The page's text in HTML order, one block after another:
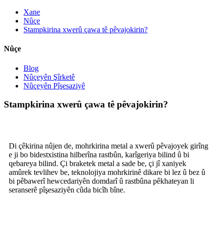
Xane
Nûçe
Stampkirina xwerû çawa tê pêvajokirin?
Nûçe
Blog
Nûçeyên Şîrketê
Nûçeyên Pîşesaziyê
Stampkirina xwerû çawa tê pêvajokirin?
Di çêkirina nûjen de, mohrkirina metal a xwerû pêvajoyek girîng
e ji bo bidestxistina hilberîna rastbûn, karîgeriya bilind û bi
qebareya bilind. Çi braketek metal a sade be, çi jî xaniyek
amûrek tevlihev be, teknolojiya mohrkirinê dikare bi lez û bez û
bi pêbawerî hewcedariyên domdarî û rastbûna pêkhateyan li
seranserê pîşesaziyên cûda bicîh bîne.